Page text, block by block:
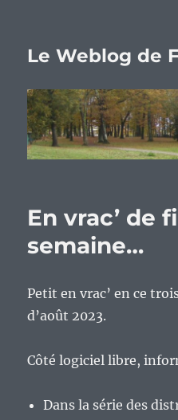
Le Weblog de
En vrac’ de
semaine…
Petit en vrac’ en ce
d’août 2023.
Côté logiciel libre,
Dans la série des